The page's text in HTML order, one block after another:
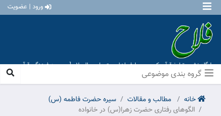
ورود | عضویت
پایگاه نشر و تبلیغ قرآن کریم و معارف اهل بیت علیهم السلام [ موسسه فرهنگی قرآن و
عترت منهاج عشق آباد ]
خانه مطالب و مقالات
سیره حضرت فاطمه (س)
الگوهای رفتاری حضرت زهرا(س) در خانواده